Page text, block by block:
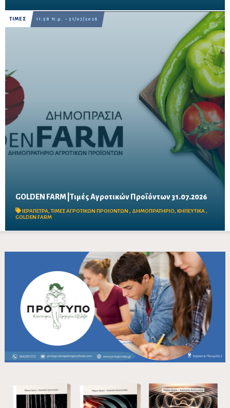
ΤΙΜΕΣ 11:58 π.μ. - 31/07/2026
GOLDEN FARM |Τιμές Αγροτικών Προϊόντων 31.07.2026
ΙΕΡΑΠΕΤΡΑ,ΤΙΜΕΣ ΑΓΡΟΤΙΚΩΝ ΠΡΟΙΟΝΤΩΝ , ΔΗΜΟΠΡΑΤΗΡΙΟ, ΚΗΠΕΥΤΙΚΑ,
GOLDEN FARM